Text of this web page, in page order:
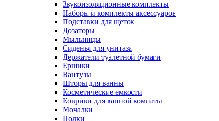
Звукоизоляционные комплекты
Наборы и комплекты аксессуаров
Подставки для щеток
Дозаторы
Мыльницы
Сиденья для унитаза
Держатели туалетной бумаги
Ершики
Вантузы
Шторы для ванны
Косметические емкости
Коврики для ванной комнаты
Мочалки
Полки